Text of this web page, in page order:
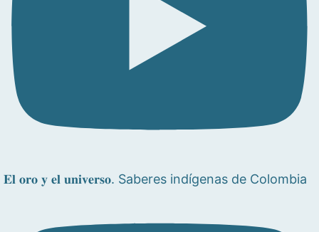
𝐄𝐥 𝐨𝐫𝐨 𝐲 𝐞𝐥 𝐮𝐧𝐢𝐯𝐞𝐫𝐬𝐨. Saberes indígenas de Colombia